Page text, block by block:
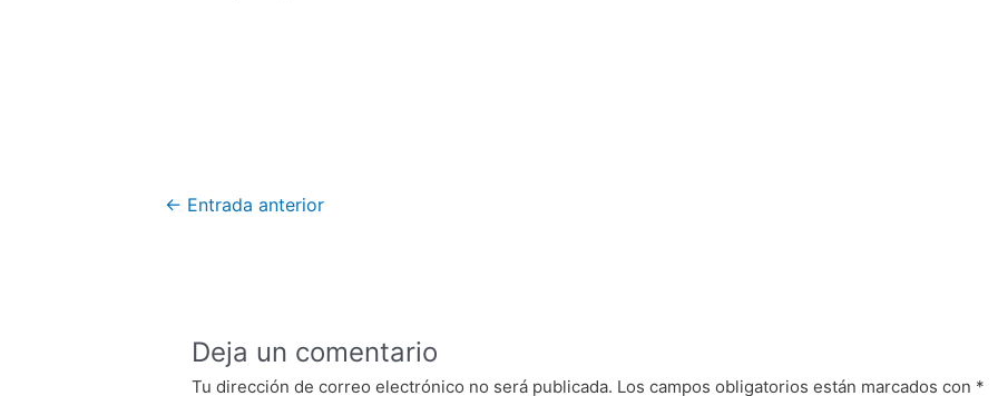
Navegación
← Entrada anterior
Deja un comentario
Tu dirección de correo electrónico no será publicada. Los campos obligatorios están marcados con *